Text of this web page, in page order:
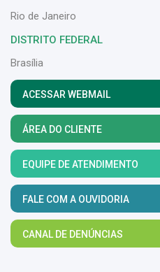
Rio de Janeiro
DISTRITO FEDERAL
Brasília
ACESSAR WEBMAIL
ÁREA DO CLIENTE
EQUIPE DE ATENDIMENTO
FALE COM A OUVIDORIA
CANAL DE DENÚNCIAS